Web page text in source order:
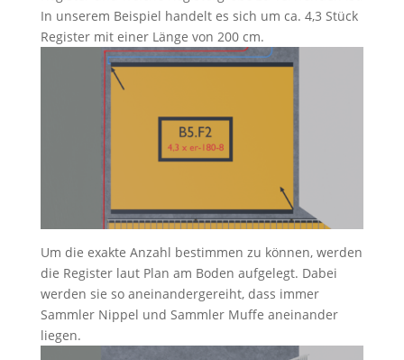
In unserem Beispiel handelt es sich um ca. 4,3 Stück
Register mit einer Länge von 200 cm.
Um die exakte Anzahl bestimmen zu können, werden
die Register laut Plan am Boden aufgelegt. Dabei
werden sie so aneinandergereiht, dass immer
Sammler Nippel und Sammler Muffe aneinander
liegen.